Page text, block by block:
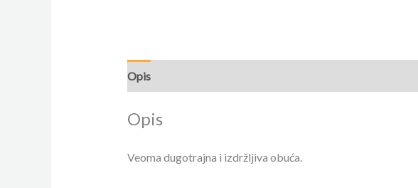
Opis
Opis
Veoma dugotrajna i izdržljiva obuća.